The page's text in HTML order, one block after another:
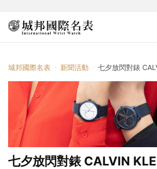
城邦國際名表 新聞活動 七夕放閃對錶
七夕放閃對錶 CALVIN